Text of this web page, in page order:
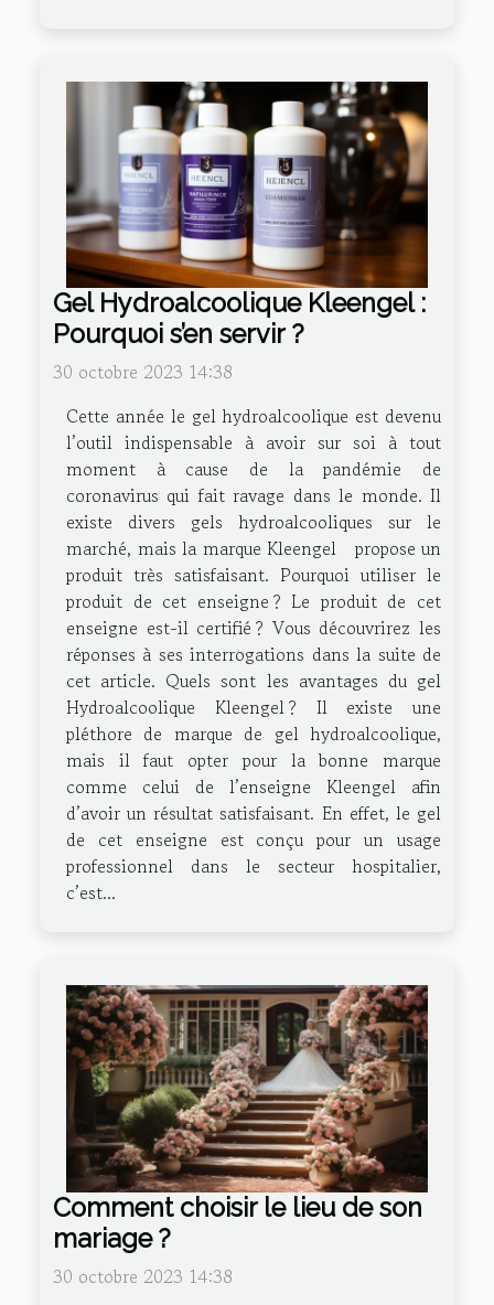
Gel Hydroalcoolique Kleengel :
Pourquoi s’en servir ?
30 octobre 2023 14:38
Cette année le gel hydroalcoolique est devenu
l’outil indispensable à avoir sur soi à tout
moment à cause de la pandémie de
coronavirus qui fait ravage dans le monde. Il
existe divers gels hydroalcooliques sur le
marché, mais la marque Kleengel propose un
produit très satisfaisant. Pourquoi utiliser le
produit de cet enseigne ? Le produit de cet
enseigne est-il certifié ? Vous découvrirez les
réponses à ses interrogations dans la suite de
cet article. Quels sont les avantages du gel
Hydroalcoolique Kleengel ? Il existe une
pléthore de marque de gel hydroalcoolique,
mais il faut opter pour la bonne marque
comme celui de l’enseigne Kleengel afin
d’avoir un résultat satisfaisant. En effet, le gel
de cet enseigne est conçu pour un usage
professionnel dans le secteur hospitalier,
c’est...
Comment choisir le lieu de son
mariage ?
30 octobre 2023 14:38